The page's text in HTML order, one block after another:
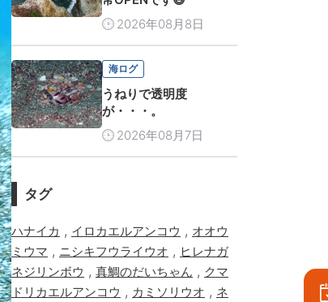
2026年08月8日
海ログ
うねりで透明度
が・・・。
2026年08月7日
タグ
ハナイカ , イロカエルアンコウ , オオウ
ミウマ , ニシキフウライウオ , ヒレナガ
ネジリンボウ , 真鯛のだいちゃん , クマ
ドリカエルアンコウ , カミソリウオ , ネ